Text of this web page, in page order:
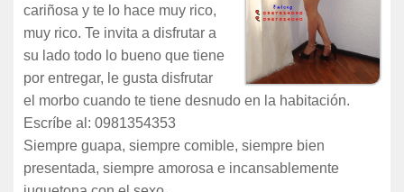
cariñosa y te lo hace muy rico,
muy rico. Te invita a disfrutar a
su lado todo lo bueno que tiene
por entregar, le gusta disfrutar
el morbo cuando te tiene desnudo en la habitación.
Escríbe al: 0981354353
Siempre guapa, siempre comible, siempre bien
presentada, siempre amorosa e incansablemente